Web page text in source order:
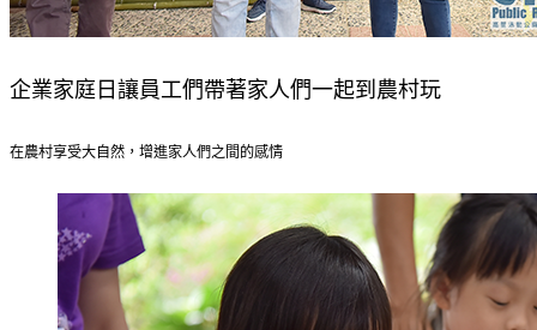
企業家庭日讓員工們帶著家人們一起到農村玩
在農村享受大自然，增進家人們之間的感情